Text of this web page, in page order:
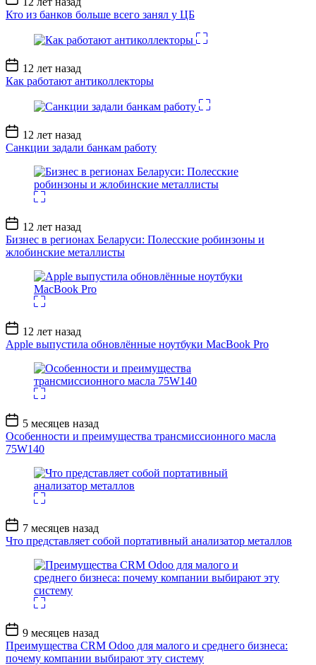
записи
Кто из банков больше всего занял у ЦБ
Дата
записи
12 лет назад
Как работают антиколлекторы
Дата
записи
12 лет назад
Санкции задали банкам работу
Дата
записи
12 лет назад
Бизнес в регионах Беларуси: Полесские робинзоны и
жлобинские металлисты
Дата
записи
12 лет назад
Apple выпустила обновлённые ноутбуки MacBook Pro
Дата
записи
5 месяцев назад
Особенности и преимущества трансмиссионного масла
75W140
Дата
записи
7 месяцев назад
Что представляет собой портативный анализатор металлов
Дата
записи
9 месяцев назад
Преимущества CRM Odoo для малого и среднего бизнеса:
почему компании выбирают эту систему